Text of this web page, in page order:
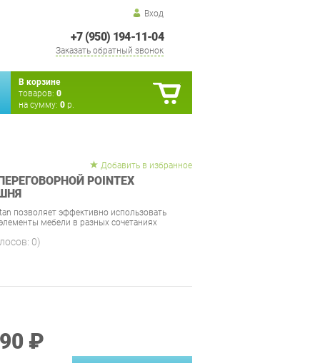
Вход
+7 (950) 194-11-04
Заказать обратный звонок
В корзине
товаров: 0
на сумму: 0 р.
Добавить в избранное
POINTEX
позволяет эффективно использовать
мебели в разных сочетаниях
0)
₽